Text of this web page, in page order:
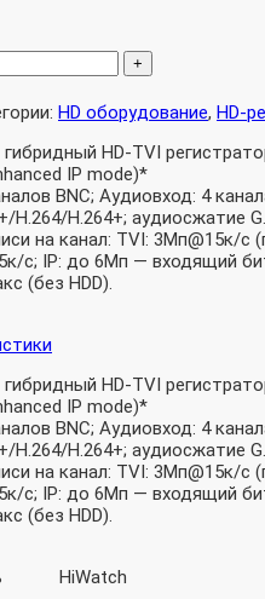
+
HD оборудование, HD-
HD-TVI
IP mode)*
BNC; Аудиовход: 4
H.264/H.264+; аудиосжатие
на канал: TVI: 3Мп@15к/с
с; IP: до 6Мп — входящий
(без HDD).
HD-TVI
IP mode)*
BNC; Аудиовход: 4
H.264/H.264+; аудиосжатие
на канал: TVI: 3Мп@15к/с
с; IP: до 6Мп — входящий
(без HDD).
HiWatch